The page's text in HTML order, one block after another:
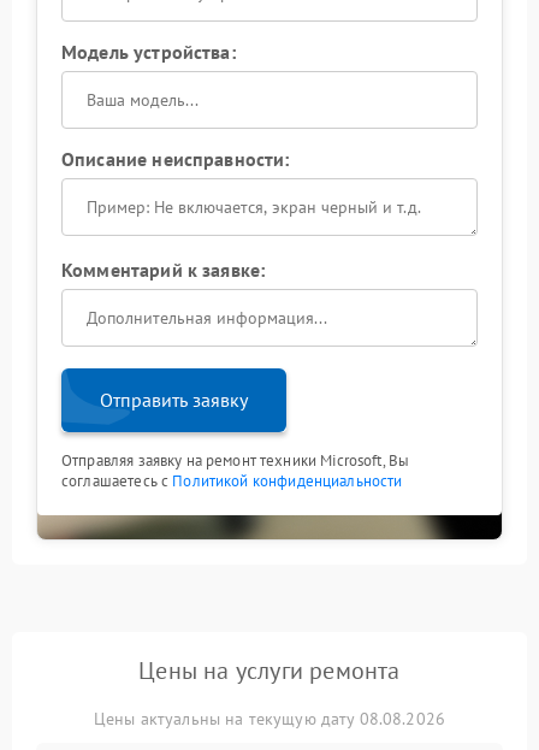
Модель устройства:
Описание неисправности:
Комментарий к заявке:
Отправить заявку
Отправляя заявку на ремонт техники Microsoft, Вы
соглашаетесь с Политикой конфиденциальности
Цены на услуги ремонта
Цены актуальны на текущую дату 08.08.2026